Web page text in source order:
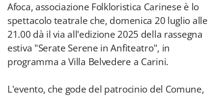
Afoca, associazione Folkloristica Carinese è lo
spettacolo teatrale che, domenica 20 luglio alle
21.00 dà il via all'edizione 2025 della rassegna
estiva "Serate Serene in Anfiteatro", in
programma a Villa Belvedere a Carini.
L'evento, che gode del patrocinio del Comune,